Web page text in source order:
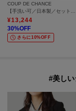
COUP DE CHANCE
¥13,244
30%OFF
さらに10%OFF
#美し